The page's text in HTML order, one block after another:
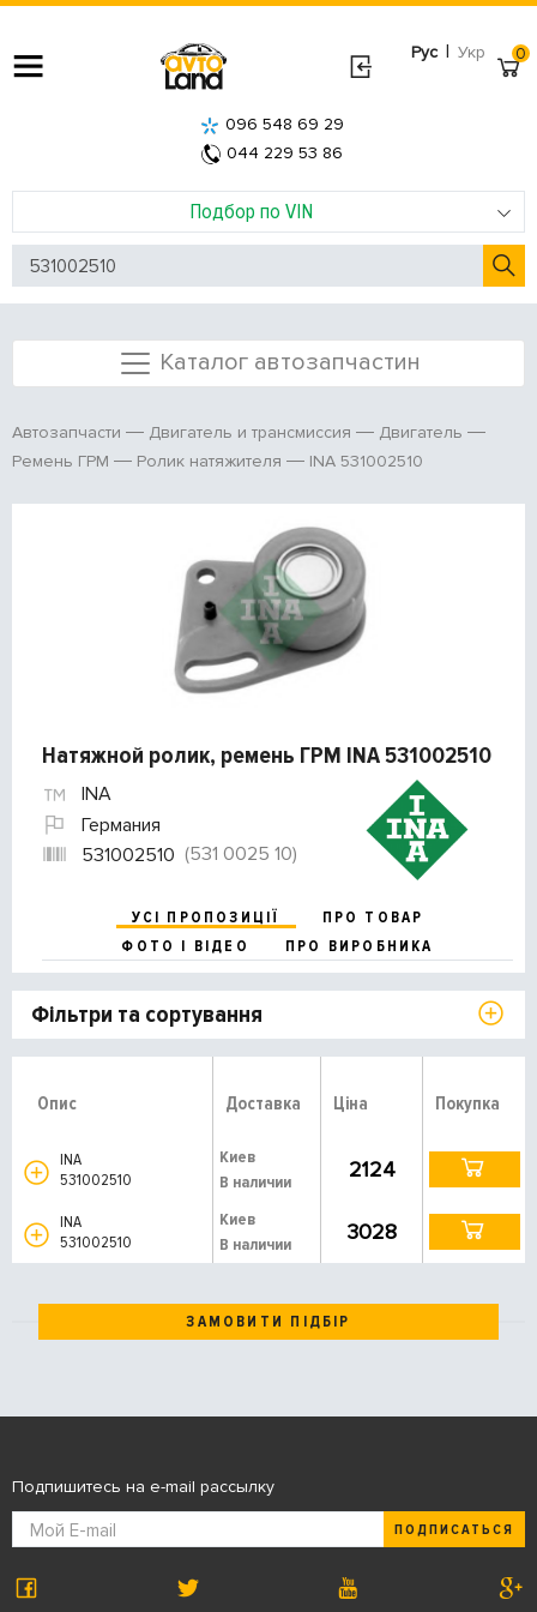
Рус | Укр
Подбор по VIN
096 548 69 29
044 229 53 86
0
Каталог автозапчастин
Автозапчасти Двигатель и трансмиссия
Двигатель
Ремень ГРМ
Ролик натяжителя INA 531002510
Натяжной ролик, ремень ГРМ INA 531002510
INA
Германия
531002510 (531 0025 10)
УСІ ПРОПОЗИЦІЇ
ПРО ТОВАР
ФОТО І ВІДЕО
ПРО ВИРОБНИКА
Фільтри та сортування
Опис Доставка Ціна Покупка
INA
531002510
Киев
В наличии
2124
INA
531002510
Киев
В наличии
3028
ЗАМОВИТИ ПІДБІР
Подпишитесь на e-mail рассылку
ПОДПИСАТЬСЯ